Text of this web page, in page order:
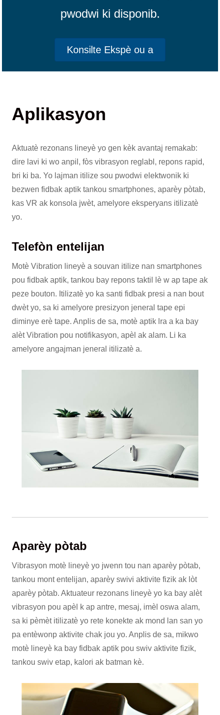
pwodwi ki disponib.
Konsilte Ekspè ou a
Aplikasyon
Aktuatè rezonans lineyè yo gen kèk avantaj remakab:
dire lavi ki wo anpil, fòs vibrasyon reglabl, repons rapid,
bri ki ba. Yo lajman itilize sou pwodwi elektwonik ki
bezwen fidbak aptik tankou smartphones, aparèy pòtab,
kas VR ak konsola jwèt, amelyore eksperyans itilizatè
yo.
Telefòn entelijan
Motè Vibration lineyè a souvan itilize nan smartphones
pou fidbak aptik, tankou bay repons taktil lè w ap tape ak
peze bouton. Itilizatè yo ka santi fidbak presi a nan bout
dwèt yo, sa ki amelyore presizyon jeneral tape epi
diminye erè tape. Anplis de sa, motè aptik lra a ka bay
alèt Vibration pou notifikasyon, apèl ak alam. Li ka
amelyore angajman jeneral itilizatè a.
Aparèy pòtab
Vibrasyon motè lineyè yo jwenn tou nan aparèy pòtab,
tankou mont entelijan, aparèy swivi aktivite fizik ak lòt
aparèy pòtab. Aktuateur rezonans lineyè yo ka bay alèt
vibrasyon pou apèl k ap antre, mesaj, imèl oswa alam,
sa ki pèmèt itilizatè yo rete konekte ak mond lan san yo
pa entèwonp aktivite chak jou yo. Anplis de sa, mikwo
motè lineyè ka bay fidbak aptik pou swiv aktivite fizik,
tankou swiv etap, kalori ak batman kè.